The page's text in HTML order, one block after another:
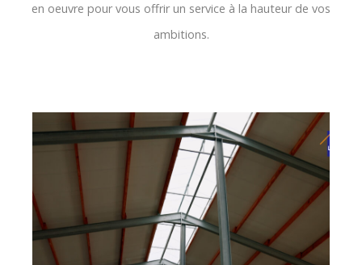
en oeuvre pour vous offrir un service à la hauteur de vos
ambitions.